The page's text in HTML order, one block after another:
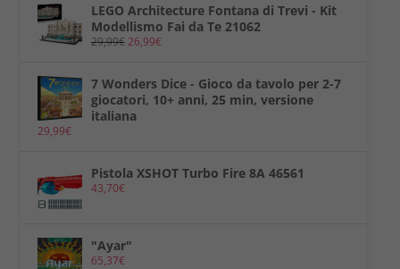
LEGO Architecture Fontana di Trevi - Kit
Modellismo Fai da Te 21062
29,99€26,99€
7 Wonders Dice - Gioco da tavolo per 2-7
giocatori, 10+ anni, 25 min, versione
italiana
29,99€
Pistola XSHOT Turbo Fire 8A 46561
43,70€
"Ayar"
65,37€